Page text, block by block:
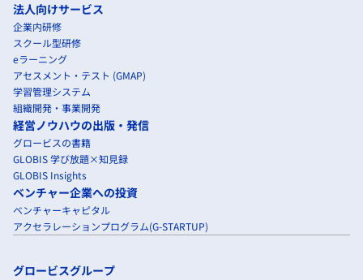
法人向けサービス
企業内研修
スクール型研修
eラーニング
アセスメント・テスト (GMAP)
学習管理システム
組織開発・事業開発
経営ノウハウの出版・発信
グロービスの書籍
GLOBIS 学び放題×知見録
GLOBIS Insights
ベンチャー企業への投資
ベンチャーキャピタル
アクセラレーションプログラム(G-STARTUP)
グロービスグループ